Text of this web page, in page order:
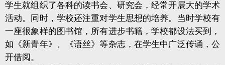
学生就组织了各科的读书会、研究会，经常开展大的学术
活动。同时，学校还注重对学生思想的培养。当时学校有
一座很象样的图书馆，所有进步书籍，学校都设法买到，
如《新青年》、《语丝》等杂志，在学生中广泛传诵，公
开借阅。